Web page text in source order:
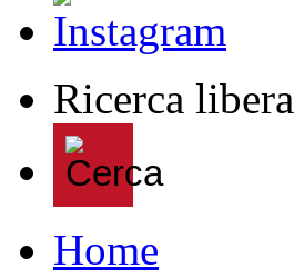
Ricerca libera
Home